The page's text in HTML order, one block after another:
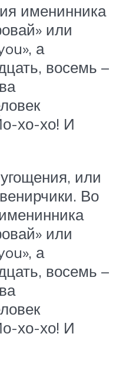
именинника
или
а
восемь –
хо-хо! И
или
Во
или
а
восемь –
хо-хо! И